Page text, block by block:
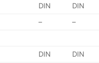
DIN
DIN
–
–
DIN
DIN